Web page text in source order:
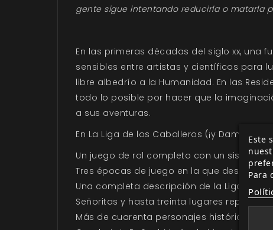
gente sigue intentando reducirla o matarla
En las primeras décadas del siglo xx,
sensibles entre artistas y científicos para
libre albedrío a la Humanidad. En las
todo lo posible por hacer que la
a sus aventuras.
En La Liga de los Caballeros (¡y Damas!)
Un juego de rol completo con un sistema
Tres épocas de juego en la que
Una completa descripción de la Liga y de
Señoritas y hasta treinta lugares
Más de cuarenta personajes históricos
Este
Para